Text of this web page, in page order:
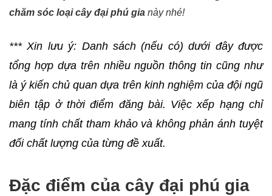
chăm sóc loại cây đại phú gia này nhé!
*** Xin lưu ý: Danh sách (nếu có) dưới đây được
tổng hợp dựa trên nhiều nguồn thông tin cũng như
là ý kiến chủ quan dựa trên kinh nghiệm của đội ngũ
biên tập ở thời điểm đăng bài. Việc xếp hạng chỉ
mang tính chất tham khảo và không phản ánh tuyệt
đối chất lượng của từng đề xuất.
Đặc điểm của cây đại phú gia